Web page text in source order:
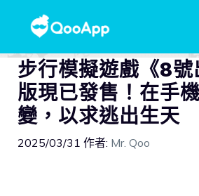
步行模擬遊戲《8
版現已發售！在手
變，以求逃出生天
2025/03/31 作者: Mr. Qoo